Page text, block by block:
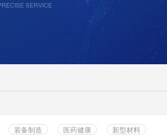
SERVICE
装备制造 医药健康 新型材料